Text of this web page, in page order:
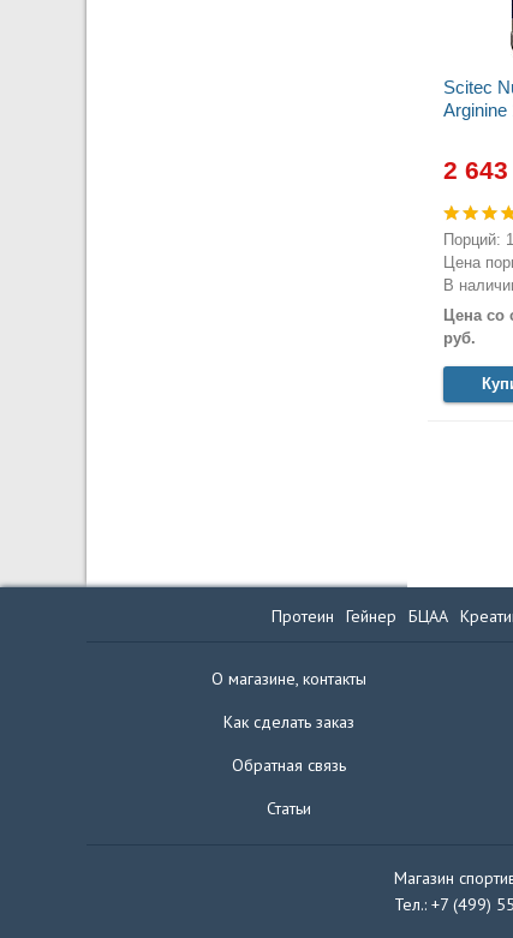
Scitec
Arginine
2 643
Порций:
Цена
В
Цена со
руб.
Протеин Гейнер БЦАА
О магазине, контакты
Как сделать заказ
Обратная связь
Статьи
Магазин
Тел.: +7 (499)